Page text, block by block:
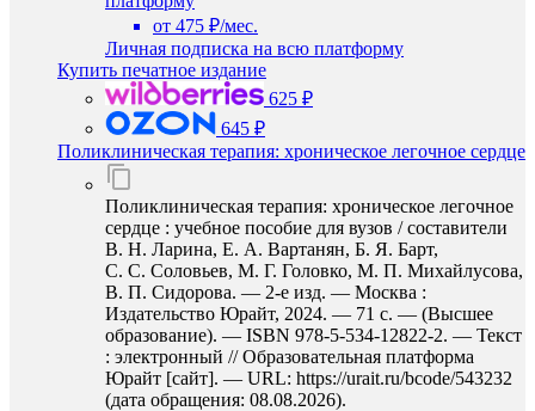
от 475 ₽/мес.
Личная подписка на всю платформу
Купить печатное издание
625 ₽
645 ₽
Поликлиническая терапия: хроническое легочное сердце
Поликлиническая терапия: хроническое легочное
сердце : учебное пособие для вузов / составители
В. Н. Ларина, Е. А. Вартанян, Б. Я. Барт,
С. С. Соловьев, М. Г. Головко, М. П. Михайлусова,
В. П. Сидорова. — 2-е изд. — Москва :
Издательство Юрайт, 2024. — 71 с. — (Высшее
образование). — ISBN 978-5-534-12822-2. — Текст
: электронный // Образовательная платформа
Юрайт [сайт]. — URL: https://urait.ru/bcode/543232
(дата обращения: 08.08.2026).